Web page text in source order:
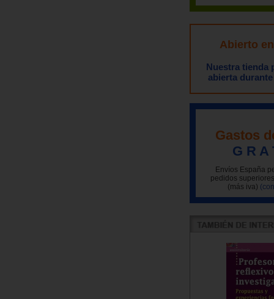
Abierto
Nuestra tienda
abierta
Gastos
G R A
Envíos España
pedidos
(más iva)